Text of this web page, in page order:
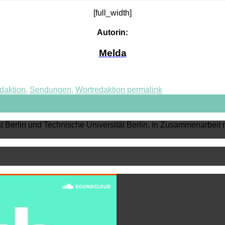
[full_width]
Autorin:
Melda
, Sendungen, Wortredaktion permalink
und Technische Universität Berlin, in